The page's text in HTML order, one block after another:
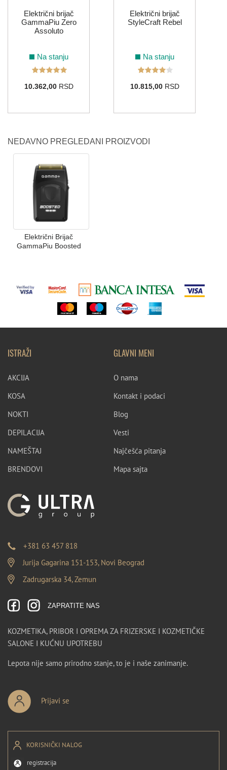
Električni brijač
GammaPiu Zero
Assoluto
Na stanju
10.362,00RSD
Električni brijač
StyleCraft Rebel
Na stanju
10.815,00RSD
NEDAVNO PREGLEDANI PROIZVODI
Električni Brijač
GammaPiu Boosted
ISTRAŽI
AKCIJA
KOSA
NOKTI
DEPILACIJA
NAMEŠTAJ
BRENDOVI
GLAVNI MENI
O nama
Kontakt i podaci
Blog
Vesti
Najčešća pitanja
Mapa sajta
+381 63 457 818
Jurija Gagarina 151-153, Novi Beograd
Zadrugarska 34, Zemun
ZAPRATITE NAS
KOZMETIKA, PRIBOR I OPREMA ZA FRIZERSKE I KOZMETIČKE
SALONE I KUĆNU UPOTREBU
Lepota nije samo prirodno stanje, to je i naše zanimanje.
Prijavi se
KORISNIČKI NALOG
registracija